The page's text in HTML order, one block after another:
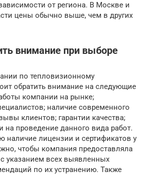
от региона. В Москве и
цены обычно выше, чем в других
внимание при выборе
по тепловизионному
обратить внимание на следующие
компании на рынке;
наличие современного
клиентов; гарантии качества;
на проведение данного вида работ.
наличие лицензии и сертификатов у
чтобы компания предоставляла
указанием всех выявленных
по их устранению. Также